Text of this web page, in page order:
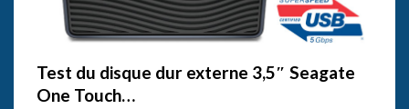
Test du disque dur externe 3,5″ Seagate
One Touch…